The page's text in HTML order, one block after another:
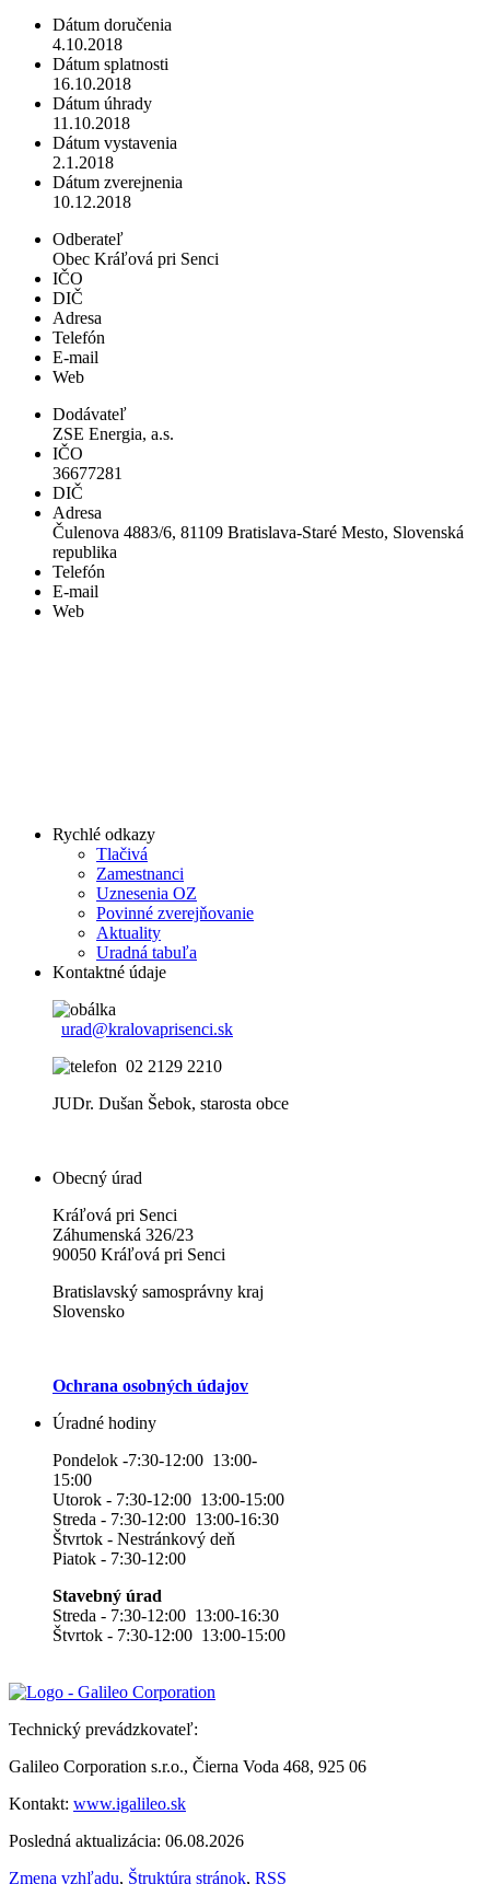
Dátum doručenia
4.10.2018
Dátum splatnosti
16.10.2018
Dátum úhrady
11.10.2018
Dátum vystavenia
2.1.2018
Dátum zverejnenia
10.12.2018
Odberateľ
Obec Kráľová pri Senci
IČO
DIČ
Adresa
Telefón
E-mail
Web
Dodávateľ
ZSE Energia, a.s.
IČO
36677281
DIČ
Adresa
Čulenova 4883/6, 81109 Bratislava-Staré Mesto, Slovenská
republika
Telefón
E-mail
Web
Rychlé odkazy
Tlačivá
Zamestnanci
Uznesenia OZ
Povinné zverejňovanie
Aktuality
Uradná tabuľa
Kontaktné údaje
urad@kralovaprisenci.sk
02 2129 2210
JUDr. Dušan Šebok, starosta obce
Obecný úrad
Kráľová pri Senci
Záhumenská 326/23
90050 Kráľová pri Senci
Bratislavský samosprávny kraj
Slovensko
Ochrana osobných údajov
Úradné hodiny
Pondelok -7:30-12:00 13:00-
15:00
Utorok - 7:30-12:00 13:00-15:00
Streda - 7:30-12:00 13:00-16:30
Štvrtok - Nestránkový deň
Piatok - 7:30-12:00
Stavebný úrad
Streda - 7:30-12:00 13:00-16:30
Štvrtok - 7:30-12:00 13:00-15:00
Technický prevádzkovateľ:
Galileo Corporation s.r.o., Čierna Voda 468, 925 06
Kontakt: www.igalileo.sk
Posledná aktualizácia: 06.08.2026
Zmena vzhľadu, Štruktúra stránok, RSS